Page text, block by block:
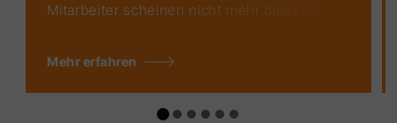
Mitarbeiter scheinen nicht mehr dieselbe
Produktivität leidet und das Arbeitsklima ist
angespannt. In einer Welt, die immer
schneller wird und in den
Mehr erfahren